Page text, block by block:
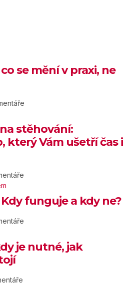
se mění v praxi, ne
stěhování:
který Vám ušetří čas i
funguje a kdy ne?
je nutné, jak